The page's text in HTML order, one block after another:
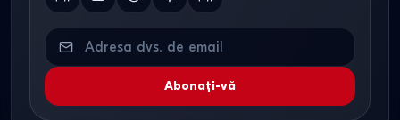
Abonați-vă